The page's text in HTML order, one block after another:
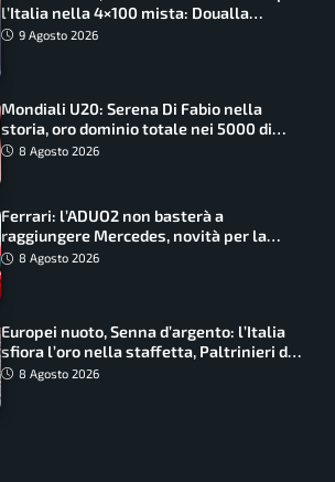
l’Italia nella 4×100 mista: Doualla
straordinaria
9 Agosto 2026
Mondiali U20: Serena Di Fabio nella
storia, oro dominio totale nei 5000 di
marcia
8 Agosto 2026
Ferrari: l’ADUO2 non basterà a
raggiungere Mercedes, novità per la
Macarena
8 Agosto 2026
Europei nuoto, Senna d’argento: l’Italia
sfiora l’oro nella staffetta, Paltrinieri da
urlo, il bilancio azzurro
8 Agosto 2026